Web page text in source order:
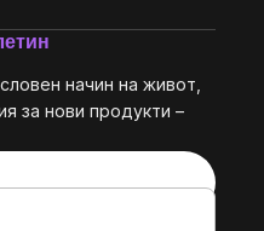
начин на живот,
за нови продукти –